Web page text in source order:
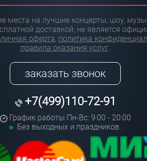
места на лучшие концерты, шоу,
доставкой, не является
оферта, политика
правила оказания услуг.
заказать звонок
+7(499)110-72-91
График работы Пн-Вс: 9:00 - 20:00
Без выходных и праздников.